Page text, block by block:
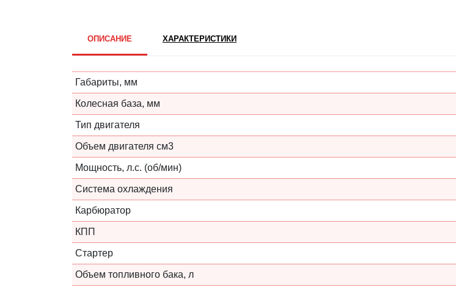
ОПИСАНИЕ ХАРАКТЕРИСТИКИ
Габариты, мм
Колесная база, мм
Тип двигателя
Объем двигателя см3
Мощность, л.с. (об/мин)
Система охлаждения
Карбюратор
КПП
Стартер
Объем топливного бака, л